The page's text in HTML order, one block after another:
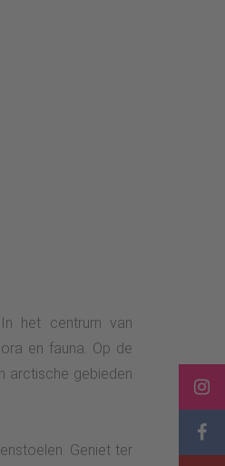
het centrum van
en fauna. Op de
arctische gebieden
Geniet ter